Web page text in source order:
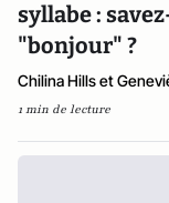
syllabe :
"bonjour" ?
Chilina Hills et
1 min de lecture